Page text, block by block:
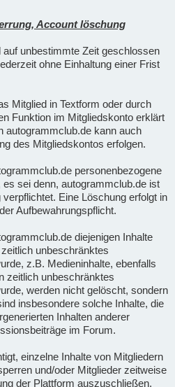
Account löschung
unbestimmte Zeit geschlossen
ohne Einhaltung einer Frist
Mitglied in Textform oder durch
Funktion im Mitgliedskonto erklärt
autogrammclub.de kann auch
des Mitgliedskontos erfolgen.
personenbezogene
sei denn, autogrammclub.de ist
Eine Löschung erfolgt in
Aufbewahrungspflicht.
diejenigen Inhalte
unbeschränktes
z.B. Medieninhalte, ebenfalls
zeitlich unbeschränktes
werden nicht gelöscht, sondern
insbesondere solche Inhalte, die
Inhalten anderer
im Forum.
einzelne Inhalte von Mitgliedern
und/oder Mitglieder zeitweise
der Plattform auszuschließen,